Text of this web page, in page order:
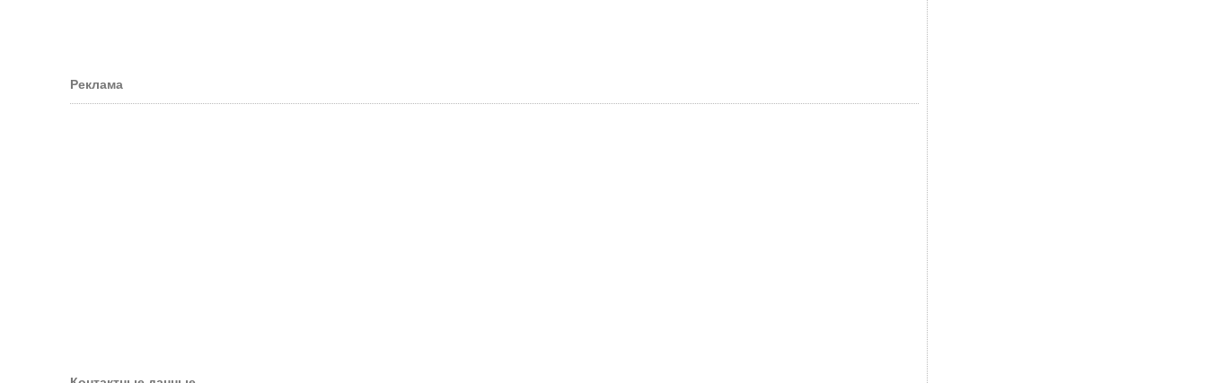
Реклама